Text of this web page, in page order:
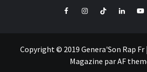
FacebookInstagramTiktok LinkedIn
Copyright © 2019 Genera'Son Rap Fr |
Magazine parAF